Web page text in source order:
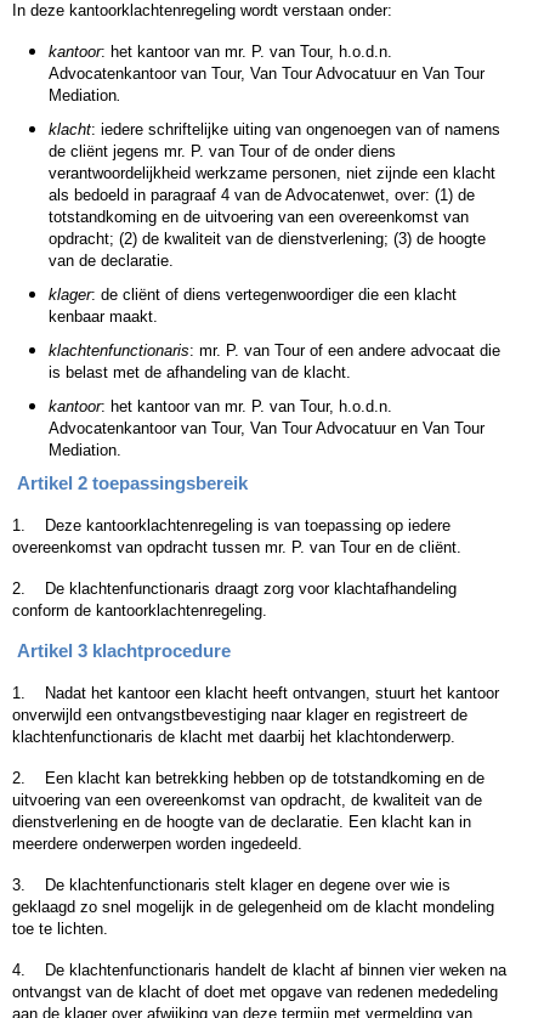
In deze kantoorklachtenregeling wordt verstaan onder:
kantoor: het kantoor van mr. P. van Tour, h.o.d.n.
Advocatenkantoor van Tour, Van Tour Advocatuur en Van Tour
Mediation.
klacht: iedere schriftelijke uiting van ongenoegen van of namens
de cliënt jegens mr. P. van Tour of de onder diens
verantwoordelijkheid werkzame personen, niet zijnde een klacht
als bedoeld in paragraaf 4 van de Advocatenwet, over: (1) de
totstandkoming en de uitvoering van een overeenkomst van
opdracht; (2) de kwaliteit van de dienstverlening; (3) de hoogte
van de declaratie.
klager: de cliënt of diens vertegenwoordiger die een klacht
kenbaar maakt.
klachtenfunctionaris: mr. P. van Tour of een andere advocaat die
is belast met de afhandeling van de klacht.
kantoor: het kantoor van mr. P. van Tour, h.o.d.n.
Advocatenkantoor van Tour, Van Tour Advocatuur en Van Tour
Mediation.
Artikel 2 toepassingsbereik
1.
Deze kantoorklachtenregeling is van toepassing op iedere
overeenkomst van opdracht tussen mr. P. van Tour en de cliënt.
2.
De klachtenfunctionaris draagt zorg voor klachtafhandeling
conform de kantoorklachtenregeling.
Artikel 3 klachtprocedure
1.
Nadat het kantoor een klacht heeft ontvangen, stuurt het kantoor
onverwijld een ontvangstbevestiging naar klager en registreert de
klachtenfunctionaris de klacht met daarbij het klachtonderwerp.
2.
Een klacht kan betrekking hebben op de totstandkoming en de
uitvoering van een overeenkomst van opdracht, de kwaliteit van de
dienstverlening en de hoogte van de declaratie. Een klacht kan in
meerdere onderwerpen worden ingedeeld.
3.
De klachtenfunctionaris stelt klager en degene over wie is
geklaagd zo snel mogelijk in de gelegenheid om de klacht mondeling
toe te lichten.
4.
De klachtenfunctionaris handelt de klacht af binnen vier weken na
ontvangst van de klacht of doet met opgave van redenen mededeling
aan de klager over afwijking van deze termijn met vermelding van